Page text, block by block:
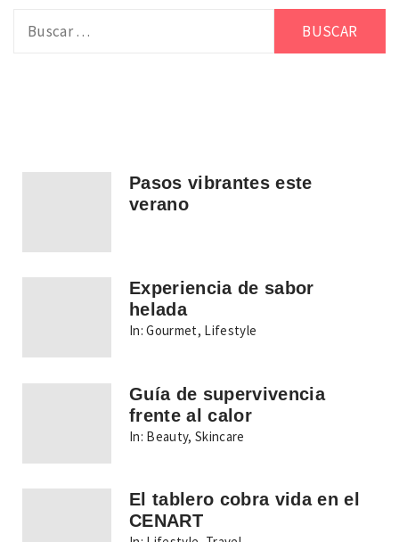
Pasos vibrantes este
verano
Experiencia de sabor
helada
In: Gourmet, Lifestyle
Guía de supervivencia
frente al calor
In: Beauty,Skincare
El tablero cobra vida en el
CENART